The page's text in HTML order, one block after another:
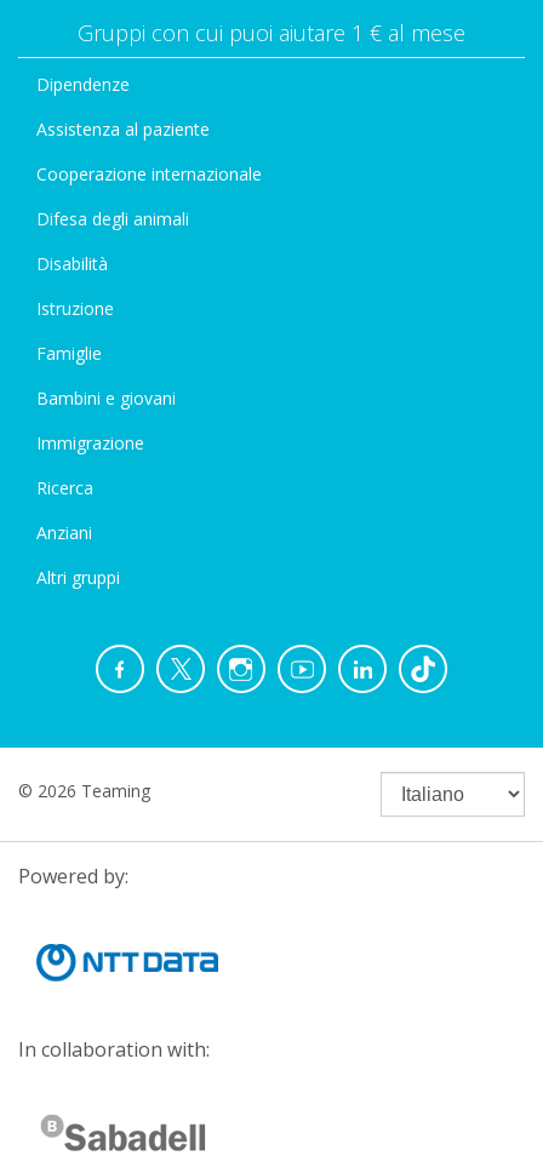
Gruppi con cui puoi aiutare 1 € al mese
Dipendenze
Assistenza al paziente
Cooperazione internazionale
Difesa degli animali
Disabilità
Istruzione
Famiglie
Bambini e giovani
Immigrazione
Ricerca
Anziani
Altri gruppi
© 2026 Teaming
Powered by:
In collaboration with: